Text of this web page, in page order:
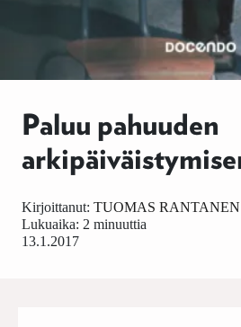
Paluu pahuuden
13.1.2017
Kirjoittanut: TUOMAS RANTANEN
Lukuaika: 2 minuuttia